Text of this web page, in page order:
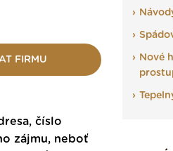
FIRMU
číslo
zájmu, neboť
Nové